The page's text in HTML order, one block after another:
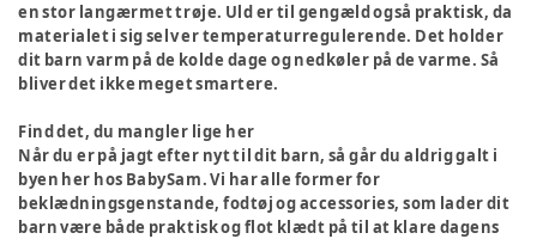
en stor langærmet trøje. Uld er til gengæld også praktisk, da
materialet i sig selv er temperaturregulerende. Det holder
dit barn varm på de kolde dage og nedkøler på de varme. Så
bliver det ikke meget smartere.
Find det, du mangler lige her
Når du er på jagt efter nyt til dit barn, så går du aldrig galt i
byen her hos BabySam. Vi har alle former for
beklædningsgenstande, fodtøj og accessories, som lader dit
barn være både praktisk og flot klædt på til at klare dagens